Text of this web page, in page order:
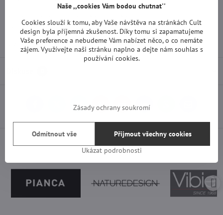
nafouknutí.
Rozměr: 85 x 189 x výška 28 cm
TwitterBlueskyPinterestReddit LinkedIn
Naše ,,cookies Vám bodou chutnat''
Cookies slouží k tomu, aby Vaše návštěva na stránkách Cult
design byla příjemná zkušenost. Díky tomu si zapamatujeme
Vaše preference a nebudeme Vám nabízet něco, o co nemáte
zájem. Využívejte naši stránku naplno a dejte nám souhlas s
používání cookies.
Zásady ochrany soukromí
Ukázat podrobnosti
Přijmout všechny cookies
Odmítnout vše